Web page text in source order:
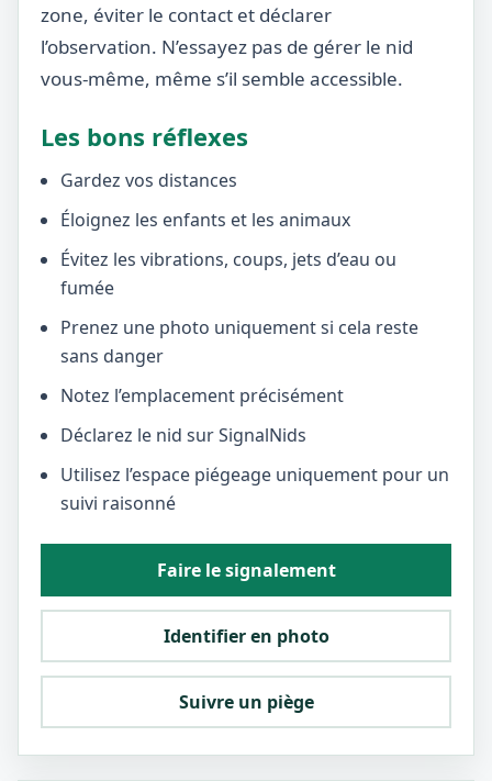
zone, éviter le contact et déclarer
l’observation. N’essayez pas de gérer le nid
vous-même, même s’il semble accessible.
Les bons réflexes
Gardez vos distances
Éloignez les enfants et les animaux
Évitez les vibrations, coups, jets d’eau ou
fumée
Prenez une photo uniquement si cela reste
sans danger
Notez l’emplacement précisément
Déclarez le nid sur SignalNids
Utilisez l’espace piégeage uniquement pour un
suivi raisonné
Faire le signalement
Identifier en photo
Suivre un piège